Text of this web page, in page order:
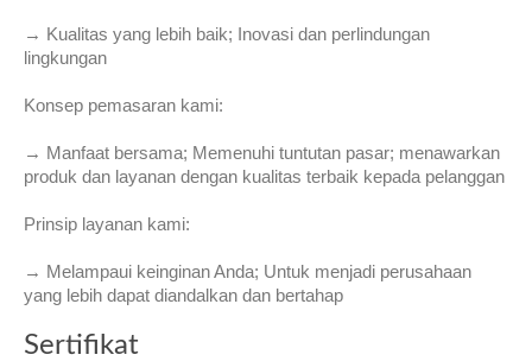
→ Kualitas yang lebih baik; Inovasi dan perlindungan
lingkungan
Konsep pemasaran kami:
→ Manfaat bersama; Memenuhi tuntutan pasar; menawarkan
produk dan layanan dengan kualitas terbaik kepada pelanggan
Prinsip layanan kami:
→ Melampaui keinginan Anda; Untuk menjadi perusahaan
yang lebih dapat diandalkan dan bertahap
Sertifikat